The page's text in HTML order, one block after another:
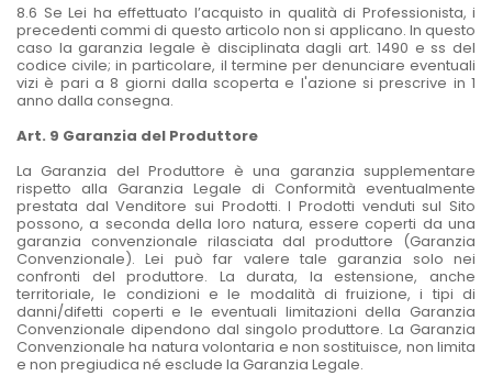
8.6 Se Lei ha effettuato l’acquisto in qualità di Professionista, i
precedenti commi di questo articolo non si applicano. In questo
caso la garanzia legale è disciplinata dagli art. 1490 e ss del
codice civile; in particolare, il termine per denunciare eventuali
vizi è pari a 8 giorni dalla scoperta e l'azione si prescrive in 1
anno dalla consegna.
Art. 9 Garanzia del Produttore
La Garanzia del Produttore è una garanzia supplementare
rispetto alla Garanzia Legale di Conformità eventualmente
prestata dal Venditore sui Prodotti. I Prodotti venduti sul Sito
possono, a seconda della loro natura, essere coperti da una
garanzia convenzionale rilasciata dal produttore (Garanzia
Convenzionale). Lei può far valere tale garanzia solo nei
confronti del produttore. La durata, la estensione, anche
territoriale, le condizioni e le modalità di fruizione, i tipi di
danni/difetti coperti e le eventuali limitazioni della Garanzia
Convenzionale dipendono dal singolo produttore. La Garanzia
Convenzionale ha natura volontaria e non sostituisce, non limita
e non pregiudica né esclude la Garanzia Legale.